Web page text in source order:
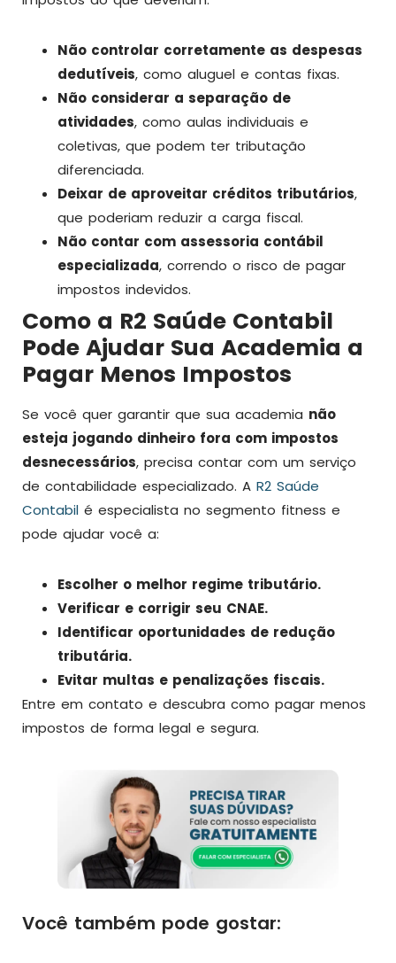
Não controlar corretamente as despesas
dedutíveis, como aluguel e contas fixas.
Não considerar a separação de
atividades, como aulas individuais e
coletivas, que podem ter tributação
diferenciada.
Deixar de aproveitar créditos tributários,
que poderiam reduzir a carga fiscal.
Não contar com assessoria contábil
especializada, correndo o risco de pagar
impostos indevidos.
Como a R2 Saúde Contabil
Pode Ajudar Sua Academia a
Pagar Menos Impostos
Se você quer garantir que sua academia não
esteja jogando dinheiro fora com impostos
desnecessários, precisa contar com um serviço
de contabilidade especializado. A R2 Saúde
Contabil é especialista no segmento fitness e
pode ajudar você a:
Escolher o melhor regime tributário.
Verificar e corrigir seu CNAE.
Identificar oportunidades de redução
tributária.
Evitar multas e penalizações fiscais.
Entre em contato e descubra como pagar menos
impostos de forma legal e segura.
Você também pode gostar: